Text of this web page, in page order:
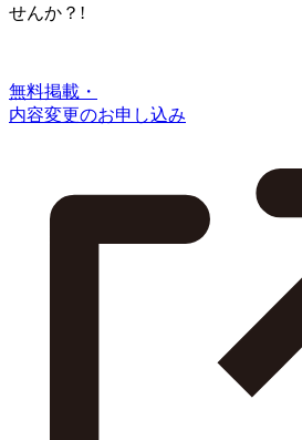
せんか？!
無料掲載・
内容変更のお申し込み